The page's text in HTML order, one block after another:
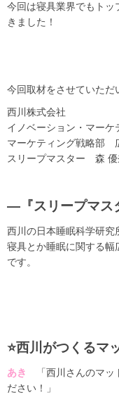
今回は寝具業界でもトッ
きました！
今回取材をさせていただ
西川株式会社
イノベーション・マーケ
マーケティング戦略部
スリープマスター 森 優
—『スリープマス
西川の日本睡眠科学研究
寝具とか睡眠に関する
です。
⭐️西川がつくるマ
あき
「西川さんのマッ
ださい！」